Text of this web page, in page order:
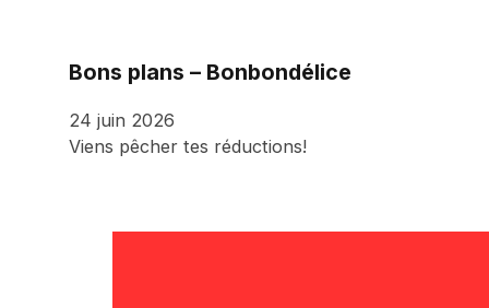
Bons plans – Bonbondélice
24 juin 2026
Viens pêcher tes réductions!